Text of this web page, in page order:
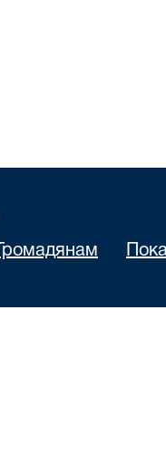
Громадянам